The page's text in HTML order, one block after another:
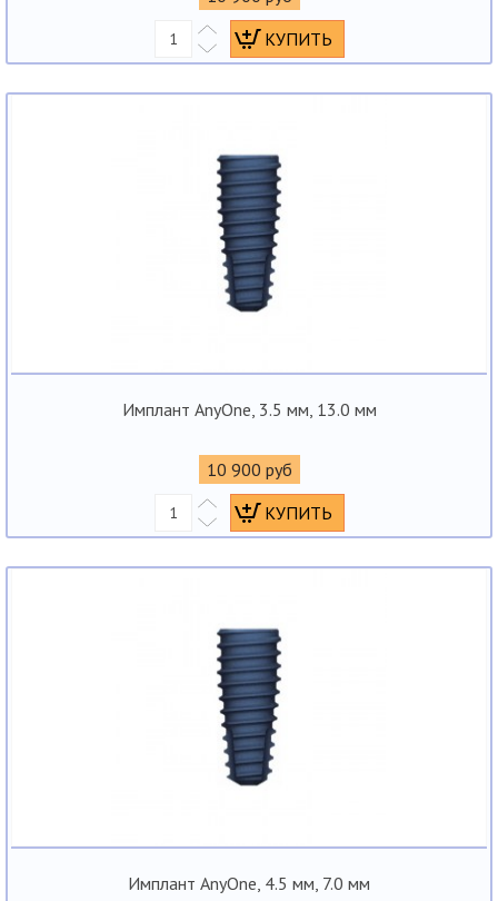
Имплант AnyOne, 3.5 мм, 13.0 мм
10 900 руб
Имплант AnyOne, 4.5 мм, 7.0 мм